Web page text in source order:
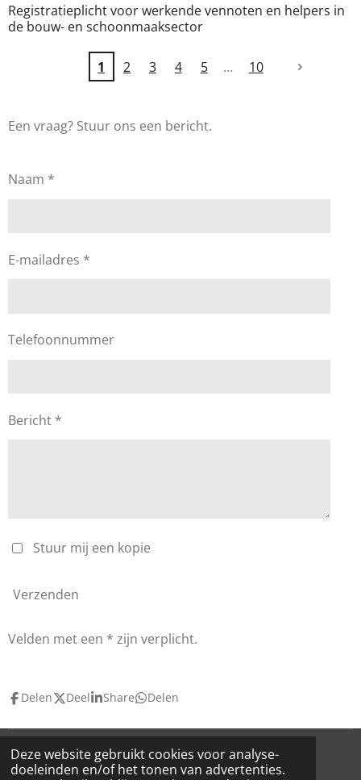
Deze website gebruikt cookies voor analyse-
doeleinden en/of het tonen van advertenties.
Registratieplicht voor werkende vennoten en helpers in
de bouw- en schoonmaaksector
1 2 3 4 5 10
Een vraag? Stuur ons een bericht.
Naam *
E-mailadres *
Telefoonnummer
Bericht *
Stuur mij een kopie
Verzenden
Velden met een * zijn verplicht.
Delen Deel Share Delen
© 2025 Accounting On The Road - ErkendFiscaal
Accountant - Erkenningsnummer: ITAA11.255.838